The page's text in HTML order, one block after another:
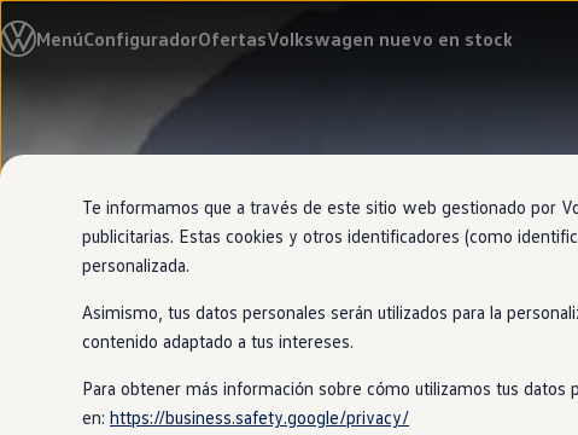
directamente
directamente
página
MenúConfiguradorOfertasVolkswagen nuevo en stock
Modelos y configurador
Nuevo ID. Cross
Compra y ofertas
Volkswagen nuevo en stock
Volkswagen de ocasión
Financiación
My Way
Seguros
Empresas
Autoescuelas
Más sobre eléctricos
Más sobre híbridos
Plan Auto +
Etiquetas DGT
Simulador de autonomía, carga y ahorro
Te informamos que a través de este sitio web gestionado por
publicitarias. Estas cookies y otros identificadores (como
personalizada.
Asimismo, tus datos personales serán utilizados para la
contenido adaptado a tus intereses.
Para obtener más información sobre cómo utilizamos tus datos
en: https://business.safety.google/privacy/